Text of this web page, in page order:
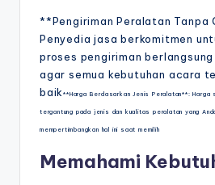
**Pengiriman Peralatan Tanpa
Penyedia jasa berkomitmen
proses pengiriman berlangsung
agar semua kebutuhan acara
baik**Harga Berdasarkan Jenis Peralatan**:
tergantung pada jenis dan kualitas peralatan yang
mempertimbangkan hal ini saat memilih
Memahami